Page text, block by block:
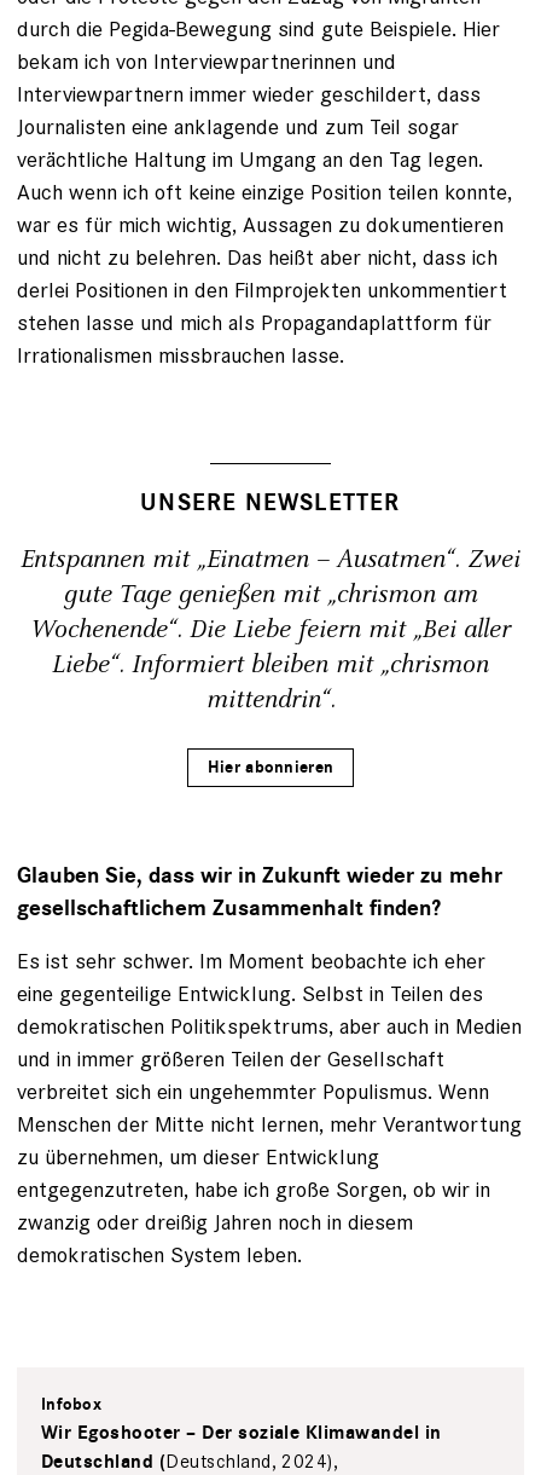
durch die Pegida-Bewegung sind gute Beispiele. Hier
bekam ich von Interviewpartnerinnen und
Interviewpartnern immer wieder geschildert, dass
Journalisten eine anklagende und zum Teil sogar
verächtliche Haltung im Umgang an den Tag legen.
Auch wenn ich oft keine einzige Position teilen konnte,
war es für mich wichtig, Aussagen zu dokumentieren
und nicht zu belehren. Das heißt aber nicht, dass ich
derlei Positionen in den Filmprojekten unkommentiert
stehen lasse und mich als Propagandaplattform für
Irrationalismen missbrauchen lasse.
UNSERE NEWSLETTER
Entspannen mit „Einatmen – Ausatmen“. Zwei
gute Tage genießen mit „chrismon am
Wochenende“. Die Liebe feiern mit „Bei aller
Liebe“. Informiert bleiben mit „chrismon
mittendrin“.
Hier abonnieren
Glauben Sie, dass wir in Zukunft wieder zu mehr
gesellschaftlichem Zusammenhalt finden?
Es ist sehr schwer. Im Moment beobachte ich eher
eine gegenteilige Entwicklung. Selbst in Teilen des
demokratischen Politikspektrums, aber auch in Medien
und in immer größeren Teilen der Gesellschaft
verbreitet sich ein ungehemmter Populismus. Wenn
Menschen der Mitte nicht lernen, mehr Verantwortung
zu übernehmen, um dieser Entwicklung
entgegenzutreten, habe ich große Sorgen, ob wir in
zwanzig oder dreißig Jahren noch in diesem
demokratischen System leben.
Infobox
Wir Egoshooter – Der soziale Klimawandel in
Deutschland (Deutschland, 2024),